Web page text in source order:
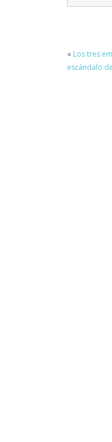
« Los tres
escándalo